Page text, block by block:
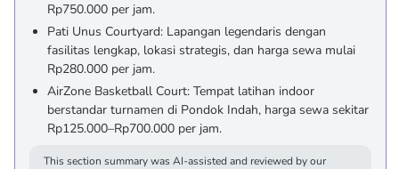
Rp750.000 per jam.
Pati Unus Courtyard: Lapangan legendaris dengan
fasilitas lengkap, lokasi strategis, dan harga sewa mulai
Rp280.000 per jam.
AirZone Basketball Court: Tempat latihan indoor
berstandar turnamen di Pondok Indah, harga sewa sekitar
Rp125.000–Rp700.000 per jam.
This section summary was AI-assisted and reviewed by our